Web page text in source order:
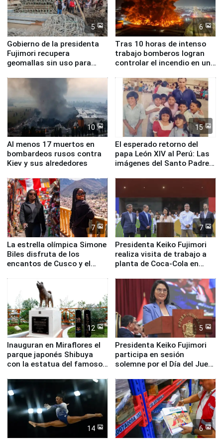
5
Gobierno de la presidenta
Fujimori recupera
geomallas sin uso para
Fenómeno El Niño
6
Tras 10 horas de intenso
trabajo bomberos logran
controlar el incendio en una
de Chile
10
Al menos 17 muertos en
bombardeos rusos contra
Kiev y sus alrededores
15
El esperado retorno del
papa León XIV al Perú: Las
imágenes del Santo Padre
7
La estrella olímpica Simone
Biles disfruta de los
encantos de Cusco y el
7
Presidenta Keiko Fujimori
realiza visita de trabajo a
planta de Coca-Cola en
12
Inauguran en Miraflores el
parque japonés Shibuya
con la estatua del famoso
5
Presidenta Keiko Fujimori
participa en sesión
solemne por el Día del Juez
14 6